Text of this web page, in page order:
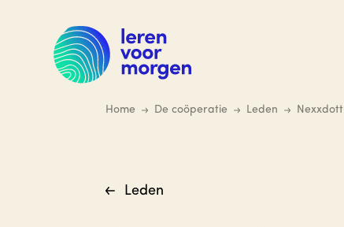
hoofdinhoud
Home De coöperatie Leden Nexxdott
Leden